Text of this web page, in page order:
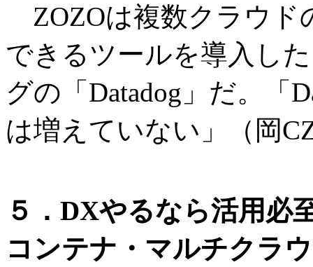
ZOZOは複数クラウド
できるツールを導入し
グの「Datadog」だ。「
は増えていない」（岡
５．DXやるなら活用必
コンテナ・マルチクラ